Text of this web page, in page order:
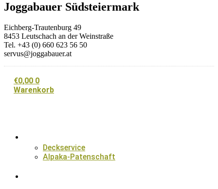
Joggabauer Südsteiermark
Eichberg-Trautenburg 49
8453 Leutschach an der Weinstraße
Tel. +43 (0) 660 623 56 50
servus@joggabauer.at
€0,00 0
Warenkorb
Deckservice
Alpaka-Patenschaft